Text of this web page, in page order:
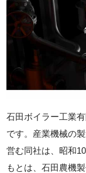
石田ボイラー工業
です。産業機械の
営む同社は、昭和
もとは、石田農機